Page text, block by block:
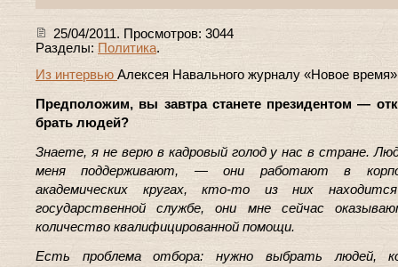
25/04/2011. Просмотров: 3044
Разделы: Политика.
Из интервью Алексея Навального журналу «Новое
Предположим, вы завтра станете президентом —
брать людей?
Знаете, я не верю в кадровый голод у нас в стране.
меня поддерживают, — они работают в
академических кругах, кто-то из них
государственной службе, они мне сейчас
количество квалифицированной помощи.
Есть проблема отбора: нужно выбрать людей,